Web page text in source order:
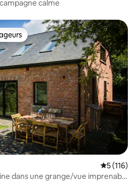
calme
les plus appréciés
Évaluation
5 (116)
dans une grange/vue imprenable